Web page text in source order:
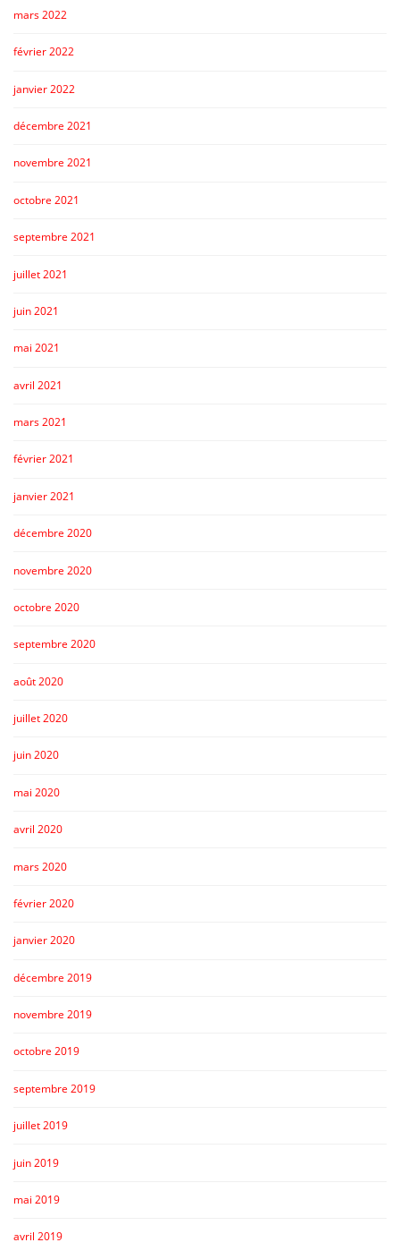
mars 2022
février 2022
janvier 2022
décembre 2021
novembre 2021
octobre 2021
septembre 2021
juillet 2021
juin 2021
mai 2021
avril 2021
mars 2021
février 2021
janvier 2021
décembre 2020
novembre 2020
octobre 2020
septembre 2020
août 2020
juillet 2020
juin 2020
mai 2020
avril 2020
mars 2020
février 2020
janvier 2020
décembre 2019
novembre 2019
octobre 2019
septembre 2019
juillet 2019
juin 2019
mai 2019
avril 2019